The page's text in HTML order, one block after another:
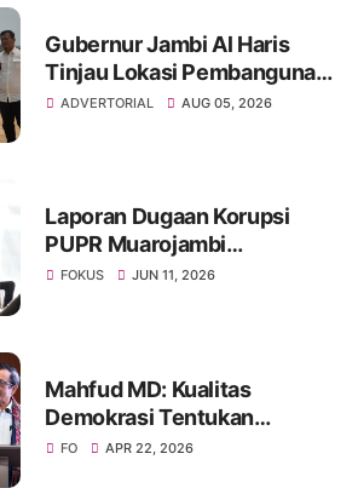
Gubernur Jambi Al Haris
Tinjau Lokasi Pembangunan
Sekolah Rakyat dan Lokasi
ADVERTORIAL AUG 05, 2026
Laporan Dugaan Korupsi
PUPR Muarojambi
Dilimpahkan, Muncul
FOKUS JUN 11, 2026
Mahfud MD: Kualitas
Demokrasi Tentukan
Karakter Produk Hukum
FO APR 22, 2026